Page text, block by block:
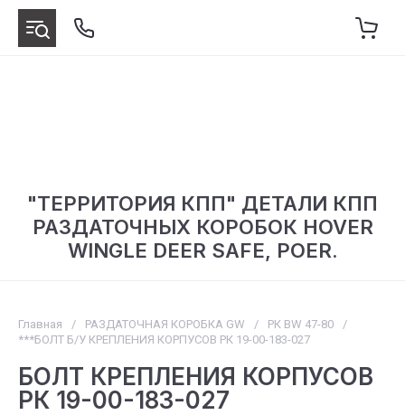
"ТЕРРИТОРИЯ КПП" ДЕТАЛИ КПП
РАЗДАТОЧНЫХ КОРОБОК HOVER
WINGLE DEER SAFE, POER.
Главная / РАЗДАТОЧНАЯ КОРОБКА GW / РК BW 47-80
/
***БОЛТ Б/У КРЕПЛЕНИЯ КОРПУСОВ РК 19-00-183-027
БОЛТ КРЕПЛЕНИЯ КОРПУСОВ
РК 19-00-183-027